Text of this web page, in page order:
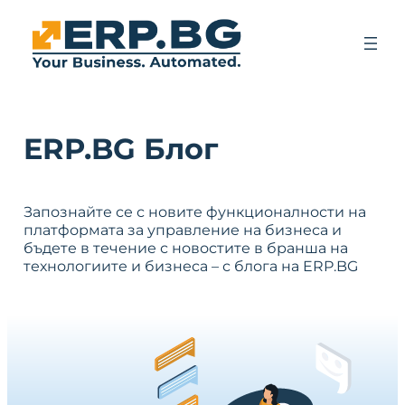
ERP.BG Блог
Запознайте се с новите функционалности на
платформата за управление на бизнеса и
бъдете в течение с новостите в бранша на
технологиите и бизнеса – с блога на ERP.BG